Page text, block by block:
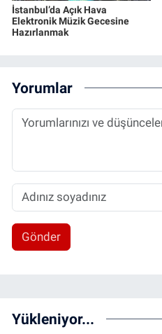
İstanbul’da Açık Hava
Elektronik Müzik Gecesine
Hazırlanmak
Yorumlar
Gönder
Yükleniyor...